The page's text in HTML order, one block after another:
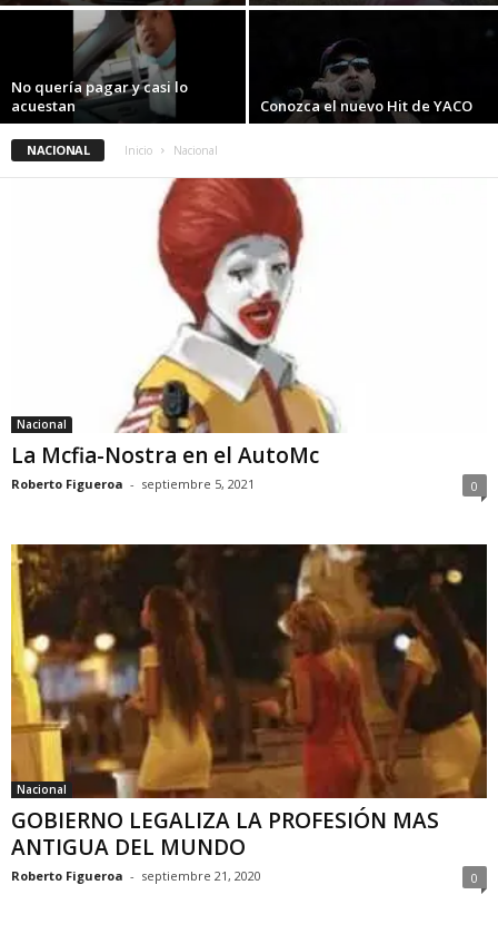
No quería pagar y casi lo
acuestan
Conozca el nuevo Hit de YACO
NACIONAL Inicio Nacional
Nacional
La Mcfia-Nostra en el AutoMc
Roberto Figueroa - septiembre 5, 2021 0
Nacional
GOBIERNO LEGALIZA LA PROFESIÓN MAS
ANTIGUA DEL MUNDO
Roberto Figueroa - septiembre 21, 2020 0